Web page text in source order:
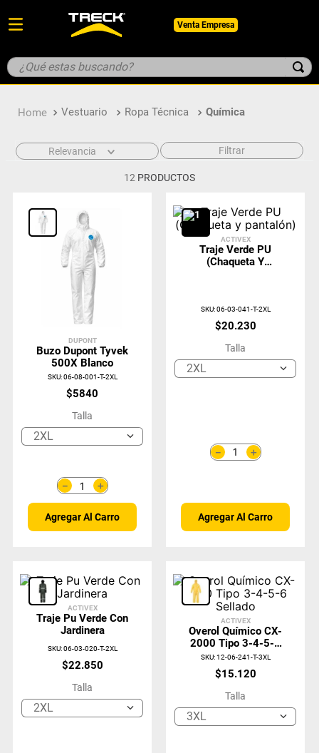
Venta Empresa
¿Qué estas buscando?
Vestuario Ropa Técnica Química
Relevancia Filtrar
12 PRODUCTOS
DUPONT
Buzo Dupont Tyvek
500X Blanco
SKU:06-08-001-T-2XL
$5840
Talla
2XL
＋
－
Agregar Al Carro
ACTIVEX
Traje Verde PU
(Chaqueta Y
SKU:06-03-041-T-2XL
$20.230
Talla
2XL
＋
－
Agregar Al Carro
ACTIVEX
Traje Pu Verde Con
Jardinera
SKU:06-03-020-T-2XL
$22.850
Talla
2XL
ACTIVEX
Overol Químico CX-
2000 Tipo 3-4-5-6
Sellado
SKU:12-06-241-T-3XL
$15.120
Talla
3XL
1. botin
casco